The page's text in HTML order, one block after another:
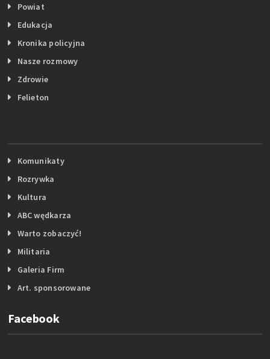
Powiat
Edukacja
Kronika policyjna
Nasze rozmowy
Zdrowie
Felieton
Komunikaty
Rozrywka
Kultura
ABC wędkarza
Warto zobaczyć!
Militaria
Galeria Firm
Art. sponsorowane
Facebook